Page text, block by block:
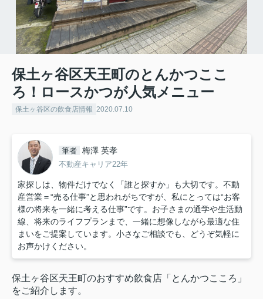
保土ヶ谷区天王町のとんかつここ
ろ！ロースかつが人気メニュー
保土ヶ谷区の飲食店情報 2020.07.10
筆者 梅澤 英孝
不動産キャリア22年
家探しは、物件だけでなく「誰と探すか」も大切です。不動
産営業＝“売る仕事”と思われがちですが、私にとっては“お客
様の将来を一緒に考える仕事”です。お子さまの通学や生活動
線、将来のライフプランまで、一緒に想像しながら最適な住
まいをご提案しています。小さなご相談でも、どうぞ気軽に
お声かけください。
保土ヶ谷区天王町のおすすめ飲食店「とんかつこころ」
をご紹介します。